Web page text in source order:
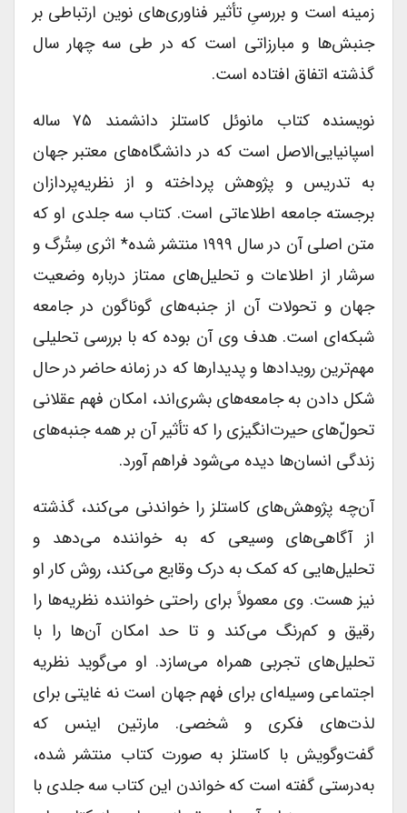
زمینه است و بررسی‌ِ تأثیر فناوری‌های نوین ارتباطی بر
جنبش‌ها و مبارزاتی است که در طی سه چهار سال
گذشته اتفاق افتاده است.
نویسنده کتاب مانوئل کاستلز دانشمند ۷۵ ساله
اسپانیایی‌الاصل است که در دانشگاه‌های معتبر جهان
به تدریس و پژوهش پرداخته و از نظریه‌پردازان
برجسته جامعه اطلاعاتی است. کتاب سه جلدی او که
متن اصلی آن در سال ۱۹۹۹ منتشر شده* اثری سِتُرگ و
سرشار از اطلاعات و تحلیل‌های ممتاز درباره وضعیت
جهان و تحولات آن از جنبه‌های گوناگون در جامعه
شبکه‌ای است. هدف وی آن بوده که با بررسی تحلیلی
مهم‌ترین رویدادها و پدیدارها که در زمانه حاضر در حال
شکل دادن به جامعه‌های بشری‌اند، امکان فهم عقلانی
تحولّ‌های حیرت‌انگیزی را که تأثیر آن بر همه جنبه‌های
زندگی انسان‌ها دیده می‌شود فراهم آورد.
آن‌چه پژوهش‌های کاستلز را خواندنی می‌کند، گذشته
از آگاهی‌های وسیعی که به خواننده می‌دهد و
تحلیل‌هایی که کمک به درک وقایع می‌کند، روش کار او
نیز هست. وی معمولاً برای راحتی خواننده نظریه‌ها را
رقیق و کم‌رنگ می‌کند و تا حد امکان آن‌ها را با
تحلیل‌های تجربی همراه می‌سازد. او می‌گوید نظریه
اجتماعی وسیله‌ای برای فهم جهان است نه غایتی برای
لذت‌های فکری و شخصی. مارتین اینس که
گفت‌وگویش با کاستلز به صورت کتاب منتشر شده،
به‌درستی گفته است که خواندن این کتاب سه جلدی با